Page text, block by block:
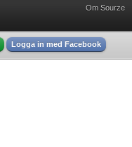
Om Sourze
Logga in med Facebook